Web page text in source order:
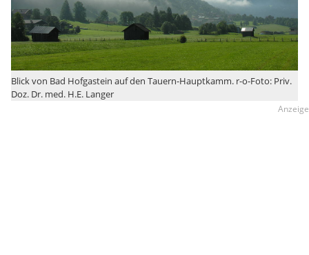
Blick von Bad Hofgastein auf den Tauern-Hauptkamm. r-o-Foto: Priv.
Doz. Dr. med. H.E. Langer